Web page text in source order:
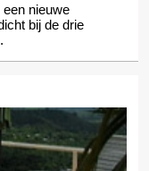
nieuwe
bij de drie